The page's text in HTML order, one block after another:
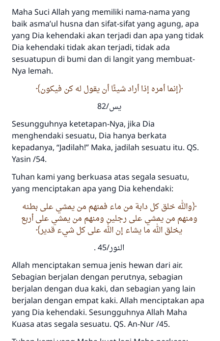
Maha Suci Allah yang memiliki nama-nama yang
baik asma’ul husna dan sifat-sifat yang agung, apa
yang Dia kehendaki akan terjadi dan apa yang tidak
Dia kehendaki tidak akan terjadi, tidak ada
sesuatupun di bumi dan di langit yang membuat-
Nya lemah.
إنما أمره إذا أراد شيئًا أن يقول له كن فيكون
يس/82
Sesungguhnya ketetapan-Nya, jika Dia
menghendaki sesuatu, Dia hanya berkata
kepadanya, “Jadilah!” Maka, jadilah sesuatu itu. QS.
Yasin /54.
Tuhan kami yang berkuasa atas segala sesuatu,
yang menciptakan apa yang Dia kehendaki:
والله خلق كل دابة من ماء فمنهم من يمشي على بطنه
ومنهم من يمشي على رجلين ومنهم من يمشي على أربع
يخلق الله ما يشاء إن الله على كل شيء قدير
النور/45 .
Allah menciptakan semua jenis hewan dari air.
Sebagian berjalan dengan perutnya, sebagian
berjalan dengan dua kaki, dan sebagian yang lain
berjalan dengan empat kaki. Allah menciptakan apa
yang Dia kehendaki. Sesungguhnya Allah Maha
Kuasa atas segala sesuatu. QS. An-Nur /45.